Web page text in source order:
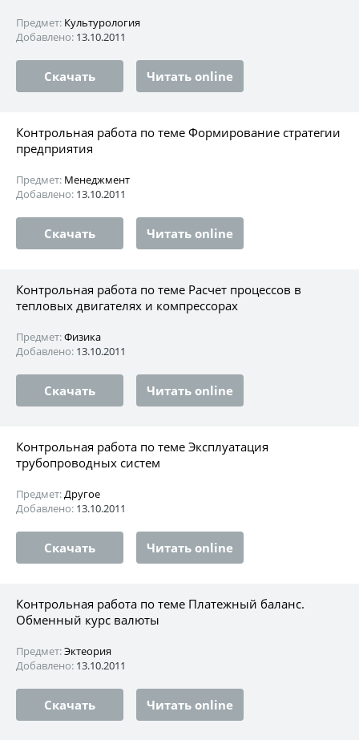
Предмет: Культурология
Добавлено: 13.10.2011
Скачать Читать online
Контрольная работа по теме Формирование стратегии
предприятия
Предмет: Менеджмент
Добавлено: 13.10.2011
Скачать Читать online
Контрольная работа по теме Расчет процессов в
тепловых двигателях и компрессорах
Предмет:Физика
Добавлено: 13.10.2011
Скачать Читать online
Контрольная работа по теме Эксплуатация
трубопроводных систем
Предмет:Другое
Добавлено: 13.10.2011
Скачать Читать online
Контрольная работа по теме Платежный баланс.
Обменный курс валюты
Предмет:Эктеория
Добавлено: 13.10.2011
Скачать Читать online